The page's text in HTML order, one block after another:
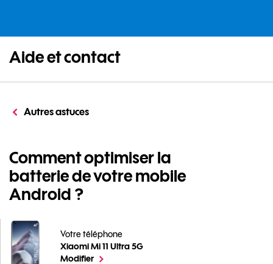
Aide et contact
Autres astuces
Comment optimiser la
batterie de votre mobile
Android ?
Votre téléphone
Xiaomi Mi 11 Ultra 5G
Comment optimiser la batterie de votre mobile
Modifierle téléphone sélectionné